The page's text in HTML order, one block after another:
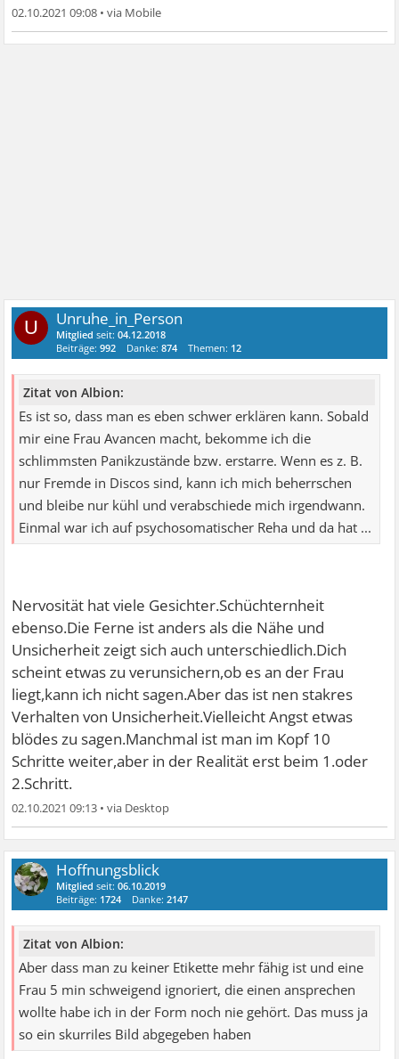
02.10.2021 09:08 •
U Unruhe_in_Person
Mitglied seit:04.12.2018
Beiträge:992 Danke:874 Themen: 12
Zitat von Albion:
Es ist so, dass man es eben schwer erklären kann. Sobald
mir eine Frau Avancen macht, bekomme ich die
schlimmsten Panikzustände bzw. erstarre. Wenn es z. B.
nur Fremde in Discos sind, kann ich mich beherrschen
und bleibe nur kühl und verabschiede mich irgendwann.
Einmal war ich auf psychosomatischer Reha und da hat ...
Nervosität hat viele Gesichter.Schüchternheit
ebenso.Die Ferne ist anders als die Nähe und
Unsicherheit zeigt sich auch unterschiedlich.Dich
scheint etwas zu verunsichern,ob es an der Frau
liegt,kann ich nicht sagen.Aber das ist nen stakres
Verhalten von Unsicherheit.Vielleicht Angst etwas
blödes zu sagen.Manchmal ist man im Kopf 10
Schritte weiter,aber in der Realität erst beim 1.oder
2.Schritt.
02.10.2021 09:13 •
Hoffnungsblick
Mitglied seit:06.10.2019
Beiträge: 1724 Danke:2147
Zitat von Albion:
Aber dass man zu keiner Etikette mehr fähig ist und eine
Frau 5 min schweigend ignoriert, die einen ansprechen
wollte habe ich in der Form noch nie gehört. Das muss ja
so ein skurriles Bild abgegeben haben